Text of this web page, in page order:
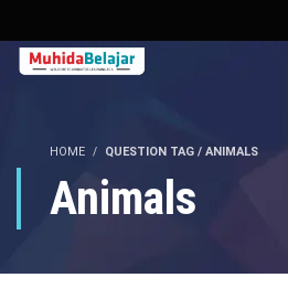
HOME QUESTION TAG / ANIMALS
Animals